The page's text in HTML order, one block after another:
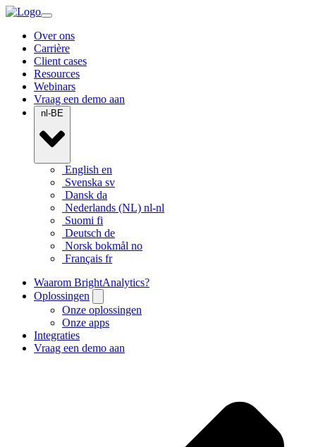
Over ons
Carrière
Client cases
Resources
Webinars
Vraag een demo aan
English en
Svenska sv
Dansk da
Nederlands (NL) nl-nl
Suomi fi
Deutsch de
Norsk bokmål no
Français fr
Waarom BrightAnalytics?
Oplossingen
Onze oplossingen
Onze apps
Integraties
Vraag een demo aan